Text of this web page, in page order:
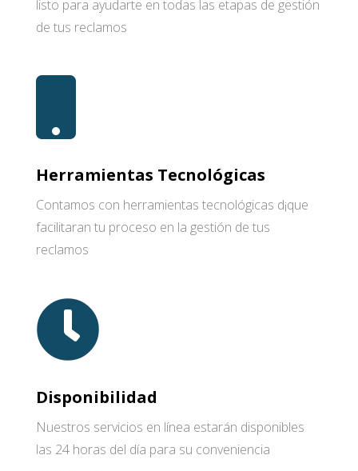
listo para ayudarte en todas las etapas de gestión
de tus reclamos
Herramientas Tecnológicas
Contamos con herramientas tecnológicas d¡que
facilitaran tu proceso en la gestión de tus
reclamos
Disponibilidad
Nuestros servicios en línea estarán disponibles
las 24 horas del día para su conveniencia